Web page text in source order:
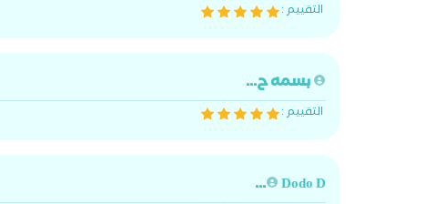
التقييم :
بسمه ح...
التقييم :
Dodo D...